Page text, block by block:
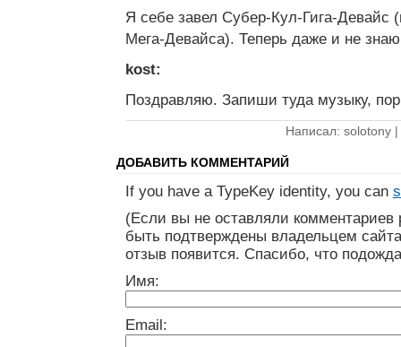
Я себе завел Субер-Кул-Гига-Девайс
Мега-Девайса). Теперь даже и не
kost:
Поздравляю. Запиши туда музыку,
Написал: solotony |
ДОБАВИТЬ КОММЕНТАРИЙ
If you have a TypeKey identity, you can
(Если вы не оставляли
быть подтверждены владельцем
отзыв появится. Спасибо, что
Имя:
Email: